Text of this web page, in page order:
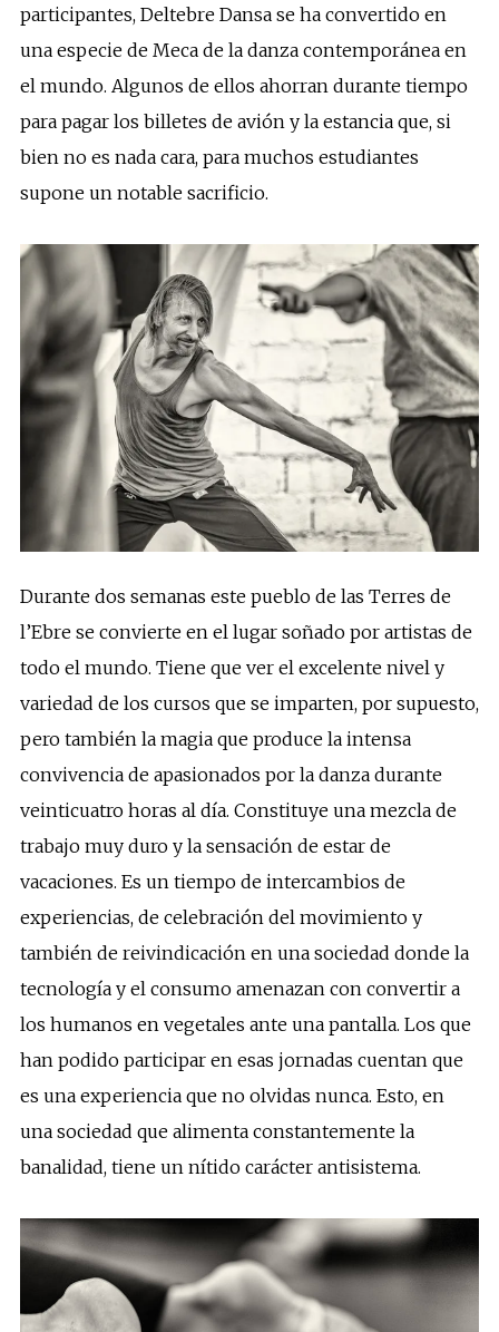
participantes, Deltebre Dansa se ha convertido en
una especie de Meca de la danza contemporánea en
el mundo. Algunos de ellos ahorran durante tiempo
para pagar los billetes de avión y la estancia que, si
bien no es nada cara, para muchos estudiantes
supone un notable sacrificio.
Durante dos semanas este pueblo de las Terres de
l’Ebre se convierte en el lugar soñado por artistas de
todo el mundo. Tiene que ver el excelente nivel y
variedad de los cursos que se imparten, por supuesto,
pero también la magia que produce la intensa
convivencia de apasionados por la danza durante
veinticuatro horas al día. Constituye una mezcla de
trabajo muy duro y la sensación de estar de
vacaciones. Es un tiempo de intercambios de
experiencias, de celebración del movimiento y
también de reivindicación en una sociedad donde la
tecnología y el consumo amenazan con convertir a
los humanos en vegetales ante una pantalla. Los que
han podido participar en esas jornadas cuentan que
es una experiencia que no olvidas nunca. Esto, en
una sociedad que alimenta constantemente la
banalidad, tiene un nítido carácter antisistema.